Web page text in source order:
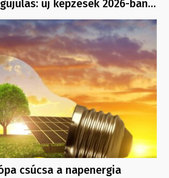
új képzések 2026-ban…
csúcsa a napenergia